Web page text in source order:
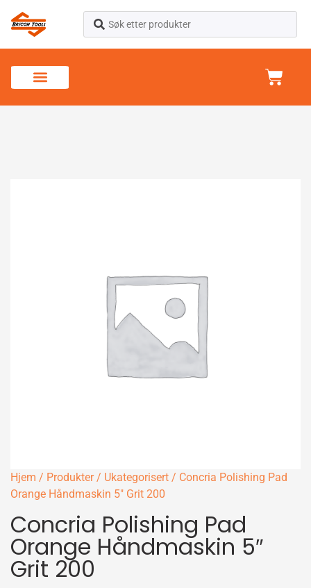
Hjem / Produkter/ Ukategorisert / Concria Polishing Pad
Orange Håndmaskin 5″ Grit 200
Concria Polishing Pad
Orange Håndmaskin 5″
Grit 200